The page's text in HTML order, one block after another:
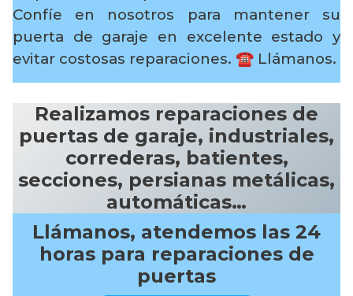
Confíe en nosotros para mantener su
puerta de garaje en excelente estado y
evitar costosas reparaciones. ☎️ Llámanos.
Realizamos reparaciones de
puertas de garaje, industriales,
correderas, batientes,
secciones, persianas metálicas,
automáticas…
Llámanos, atendemos las 24
horas para reparaciones de
puertas